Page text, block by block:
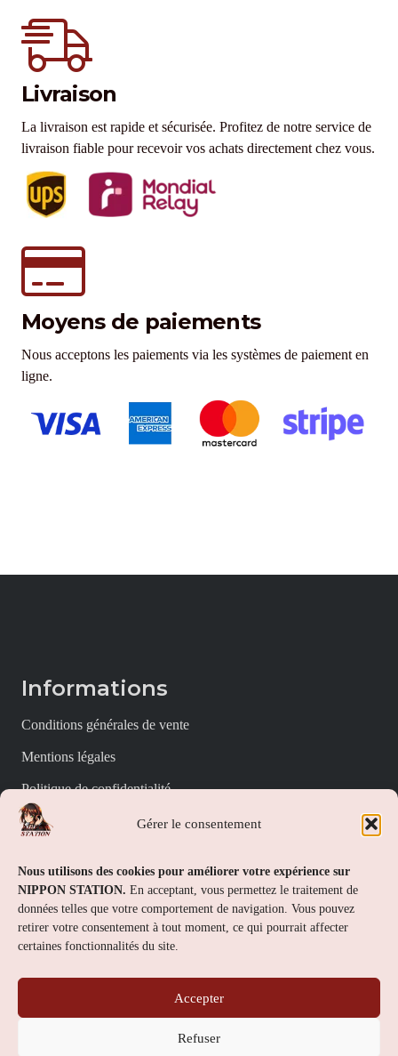
Gérer le consentement
Nous utilisons des cookies pour améliorer votre expérience sur
NIPPON STATION. En acceptant, vous permettez le traitement de
données telles que votre comportement de navigation. Vous pouvez
retirer votre consentement à tout moment, ce qui pourrait affecter
certaines fonctionnalités du site.
Accepter
Refuser
Livraison
La livraison est rapide et sécurisée. Profitez de notre service de
livraison fiable pour recevoir vos achats directement chez vous.
Moyens de paiements
Nous acceptons les paiements via les systèmes de paiement en
ligne.
Informations
Conditions générales de vente
Mentions légales
Politique de confidentialité
Politique de cookies (UE)
Nippon Station
À propos
FAQs
Contact